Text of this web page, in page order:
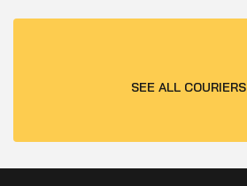
SEE ALL COURIERS